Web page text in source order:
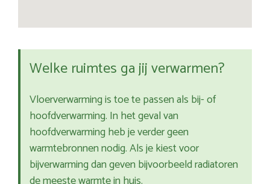
Welke ruimtes ga jij verwarmen?
Vloerverwarming is toe te passen als bij- of
hoofdverwarming. In het geval van
hoofdverwarming heb je verder geen
warmtebronnen nodig. Als je kiest voor
bijverwarming dan geven bijvoorbeeld radiatoren